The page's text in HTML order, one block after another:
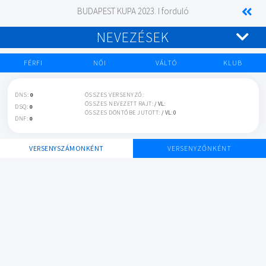
BUDAPEST KUPA 2023. I forduló
NEVEZÉSEK
FÉRFI NŐI VÁLTÓ KLUB
DNS: 0
DSQ: 0
DNF: 0
ÖSSZES VERSENYZŐ:
ÖSSZES NEVEZETT RAJT:/ VL:
ÖSSZES DÖNTŐBE JUTOTT: / VL: 0
VERSENYSZÁMONKÉNT VERSENYZŐNKÉNT